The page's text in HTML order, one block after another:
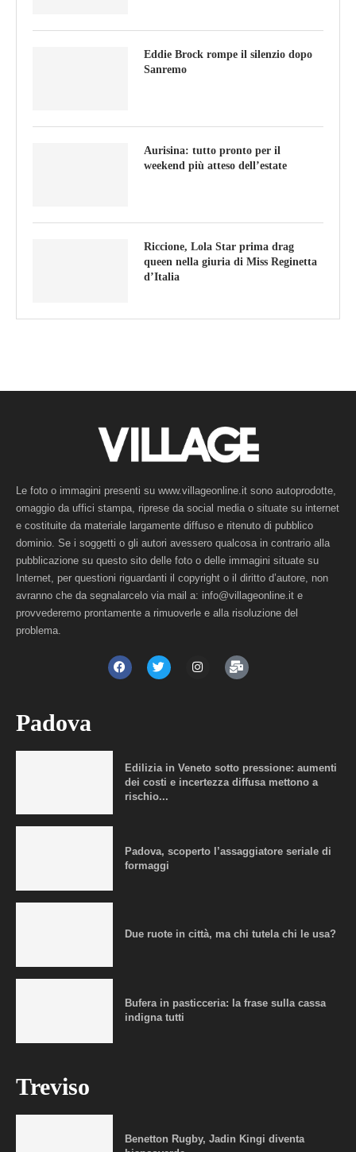
Eddie Brock rompe il silenzio dopo
Sanremo
Aurisina: tutto pronto per il
weekend più atteso dell’estate
Riccione, Lola Star prima drag
queen nella giuria di Miss Reginetta
d’Italia
Le foto o immagini presenti su www.villageonline.it sono autoprodotte,
omaggio da uffici stampa, riprese da social media o situate su internet
e costituite da materiale largamente diffuso e ritenuto di pubblico
dominio. Se i soggetti o gli autori avessero qualcosa in contrario alla
pubblicazione su questo sito delle foto o delle immagini situate su
Internet, per questioni riguardanti il copyright o il diritto d’autore, non
avranno che da segnalarcelo via mail a: info@villageonline.it e
provvederemo prontamente a rimuoverle e alla risoluzione del
problema.
Padova
Edilizia in Veneto sotto pressione: aumenti
dei costi e incertezza diffusa mettono a
rischio...
Padova, scoperto l’assaggiatore seriale di
formaggi
Due ruote in città, ma chi tutela chi le usa?
Bufera in pasticceria: la frase sulla cassa
indigna tutti
Treviso
Benetton Rugby, Jadin Kingi diventa